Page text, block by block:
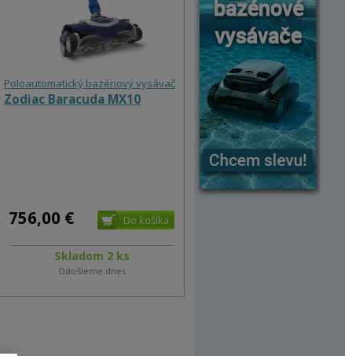
Poloautomatický bazénový vysávač
Zodiac Baracuda MX10
756,00 €
Skladom 2 ks
Odošleme dnes